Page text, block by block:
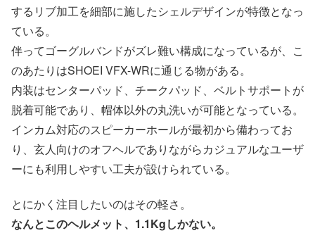
するリブ加工を細部に施したシェルデザインが特徴となっ
ている。
伴ってゴーグルバンドがズレ難い構成になっているが、こ
のあたりはSHOEI VFX-WRに通じる物がある。
内装はセンターパッド、チークパッド、ベルトサポートが
脱着可能であり、帽体以外の丸洗いが可能となっている。
インカム対応のスピーカーホールが最初から備わってお
り、玄人向けのオフヘルでありながらカジュアルなユーザ
ーにも利用しやすい工夫が設けられている。
とにかく注目したいのはその軽さ。
なんとこのヘルメット、1.1Kgしかない。